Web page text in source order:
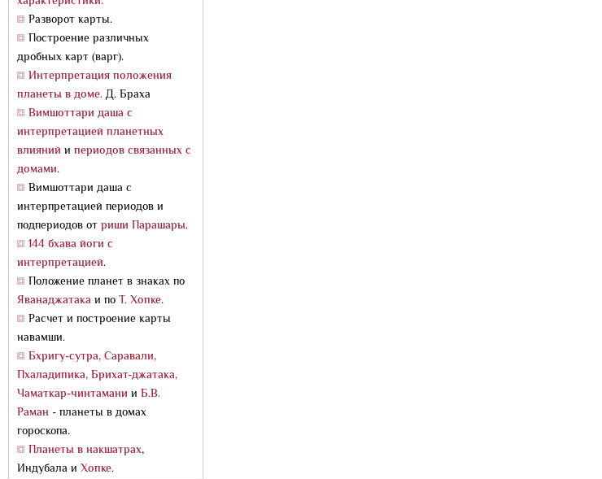
Разворот карты.
Построение различных
дробных карт (варг).
Интерпретация положения
планеты в доме.Д. Браха
Вимшоттари даша с
интерпретацией планетных
влияний и периодов связанных с
домами.
Вимшоттари даша с
интерпретацией периодов и
подпериодов отриши Парашары.
144 бхава йоги с
интерпретацией.
Положение планет в знаках по
Яванаджатака и поТ. Хопке.
Расчет и построение карты
навамши.
Бхригу-сутра, Саравали,
Пхаладипика, Брихат-джатака,
Чаматкар-чинтамани и Б.В.
Раман - планеты в домах
гороскопа.
Планеты в накшатрах,
Индубала и Хопке.